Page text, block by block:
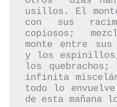
usillos. El
con sus
copiosos;
monte entre
y los
los quebrachos;
infinita
todo lo
de esta mañana